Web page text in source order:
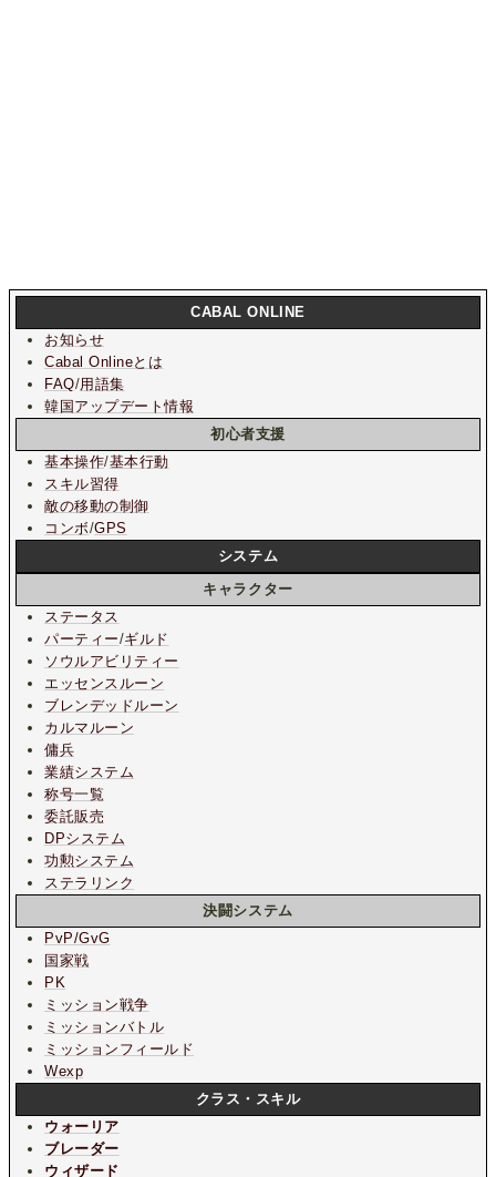
CABAL ONLINE
お知らせ
Cabal Onlineとは
FAQ/用語集
韓国アップデート情報
初心者支援
基本操作/基本行動
スキル習得
敵の移動の制御
コンボ/GPS
システム
キャラクター
ステータス
パーティー/ギルド
ソウルアビリティー
エッセンスルーン
ブレンデッドルーン
カルマルーン
傭兵
業績システム
称号一覧
委託販売
DPシステム
功勲システム
ステラリンク
決闘システム
PvP/GvG
国家戦
PK
ミッション戦争
ミッションバトル
ミッションフィールド
Wexp
クラス・スキル
ウォーリア
ブレーダー
ウィザード